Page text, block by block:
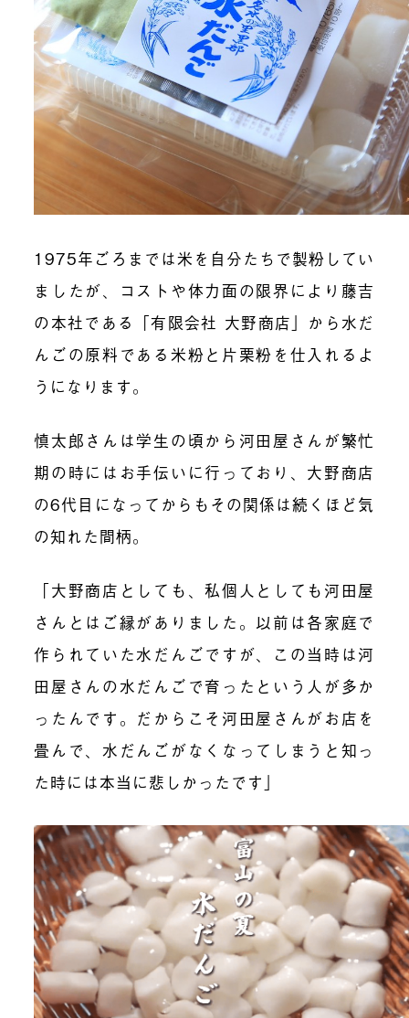
1975年ごろまでは米を自分たちで製粉してい
ましたが、コストや体力面の限界により藤吉
の本社である「有限会社 大野商店」から水だ
んごの原料である米粉と片栗粉を仕入れるよ
うになります。
慎太郎さんは学生の頃から河田屋さんが繁忙
期の時にはお手伝いに行っており、大野商店
の6代目になってからもその関係は続くほど気
の知れた間柄。
「大野商店としても、私個人としても河田屋
さんとはご縁がありました。以前は各家庭で
作られていた水だんごですが、この当時は河
田屋さんの水だんごで育ったという人が多か
ったんです。だからこそ河田屋さんがお店を
畳んで、水だんごがなくなってしまうと知っ
た時には本当に悲しかったです」